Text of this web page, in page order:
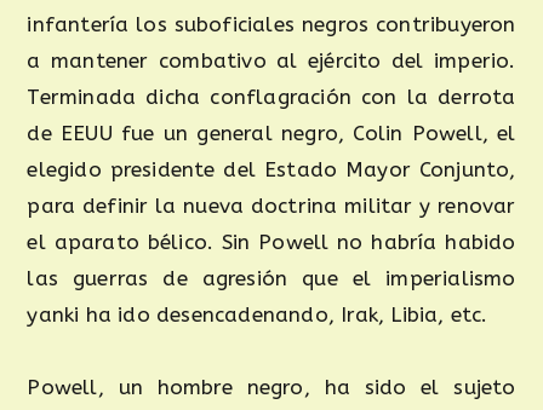
infantería los suboficiales negros contribuyeron
a mantener combativo al ejército del imperio.
Terminada dicha conflagración con la derrota
de EEUU fue un general negro, Colin Powell, el
elegido presidente del Estado Mayor Conjunto,
para definir la nueva doctrina militar y renovar
el aparato bélico. Sin Powell no habría habido
las guerras de agresión que el imperialismo
yanki ha ido desencadenando, Irak, Libia, etc.
Powell, un hombre negro, ha sido el sujeto